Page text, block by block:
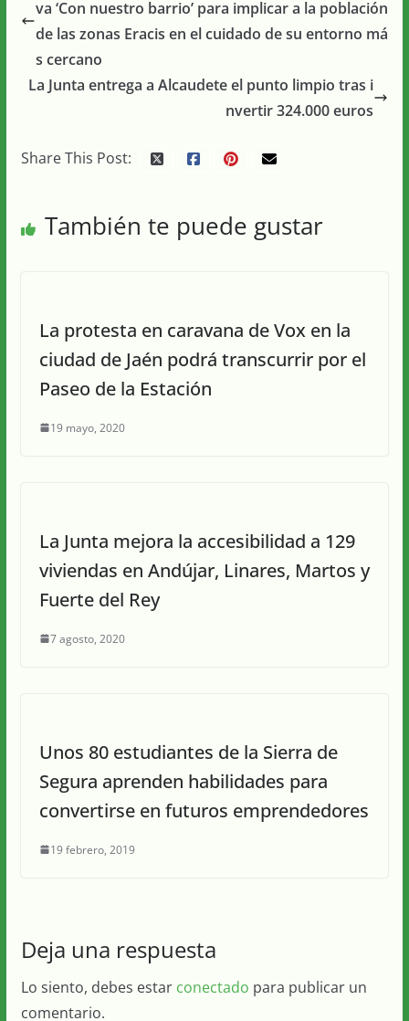
va ‘Con nuestro barrio’ para implicar a la población
de las zonas Eracis en el cuidado de su entorno má
s cercano
La Junta entrega a Alcaudete el punto limpio tras i
nvertir 324.000 euros
Share This Post:
También te puede gustar
La protesta en caravana de Vox en la
ciudad de Jaén podrá transcurrir por el
Paseo de la Estación
19 mayo, 2020
La Junta mejora la accesibilidad a 129
viviendas en Andújar, Linares, Martos y
Fuerte del Rey
7 agosto, 2020
Unos 80 estudiantes de la Sierra de
Segura aprenden habilidades para
convertirse en futuros emprendedores
19 febrero, 2019
Deja una respuesta
Lo siento, debes estar conectado para publicar un
comentario.